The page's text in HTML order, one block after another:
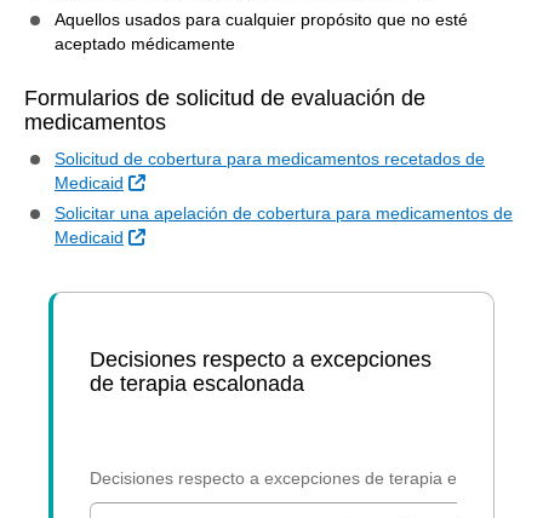
Aquellos usados para cualquier propósito que no esté
aceptado médicamente
Formularios de solicitud de evaluación de
medicamentos
Solicitud de cobertura para medicamentos recetados de
Medicaid
Sitio Externo
Solicitar una apelación de cobertura para medicamentos de
Medicaid
Sitio Externo
Decisiones respecto a excepciones
de terapia escalonada
Decisiones respecto a excepciones de terapia escalonada